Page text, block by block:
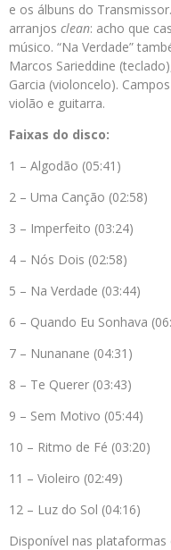
e os álbuns do
arranjos clean: acho que
músico. “Na Verdade”
Marcos Sarieddine
Garcia (violoncelo).
violão e guitarra.
Faixas do disco:
1 – Algodão (05:41)
2 – Uma Canção (02:58)
3 – Imperfeito (03:24)
4 – Nós Dois (02:58)
5 – Na Verdade (03:44)
6 – Quando Eu Sonhava
7 – Nunanane (04:31)
8 – Te Querer (03:43)
9 – Sem Motivo (05:44)
10 – Ritmo de Fé (03:20)
11 – Violeiro (02:49)
12 – Luz do Sol (04:16)
Disponível nas plataformas